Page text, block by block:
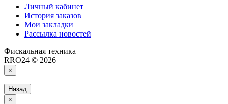
Личный кабинет
История заказов
Мои закладки
Рассылка новостей
Фискальная техника
RRO24 © 2026
×
Назад
×